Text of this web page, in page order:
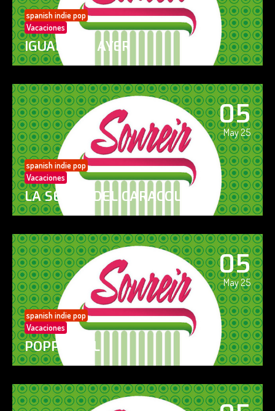
spanish indie pop
Vacaciones
IGUAL QUE AYER
05
May 25
spanish indie pop
Vacaciones
LA SENDA DEL CARACOL
05
May 25
spanish indie pop
Vacaciones
POPPY GIRL